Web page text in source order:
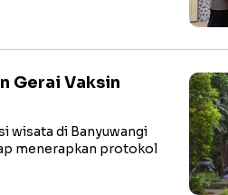
Gerai Vaksin
wisata di Banyuwangi
menerapkan protokol